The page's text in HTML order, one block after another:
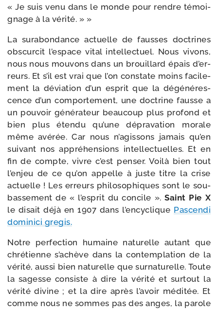
« Je suis venu dans le monde pour rendre témoi­
gnage à la vérité. » »
La sur­abon­dance actuelle de fausses doc­trines
obs­cur­cit l’es­pace vital intel­lec­tuel. Nous vivons,
nous nous mou­vons dans un brouillard épais d’er­
reurs. Et s’il est vrai que l’on constate moins faci­le­
ment la dévia­tion d’un esprit que la dégé­né­res­
cence d’un com­por­te­ment, une doc­trine fausse a
un pou­voir géné­ra­teur beau­coup plus pro­fond et
bien plus éten­du qu’une dépra­va­tion morale
même avé­rée. Car nous n’a­gis­sons jamais qu’en
sui­vant nos appré­hen­sions intel­lec­tuelles. Et en
fin de compte, vivre c’est pen­ser. Voilà bien tout
l’en­jeu de ce qu’on appelle à juste titre la crise
actuelle ! Les erreurs phi­lo­so­phiques sont le sou­
bas­se­ment de « l’es­prit du concile ».Saint Pie X
le disait déjà en 1907 dans l’en­cy­clique Pascendi
domi­ni­ci gregis.
Notre per­fec­tion humaine natu­relle autant que
chré­tienne s’a­chève dans la contem­pla­tion de la
véri­té, aus­si bien natu­relle que sur­na­tu­relle. Toute
la sagesse consiste à dire la véri­té et sur­tout la
véri­té divine ; et la dire après l’a­voir médi­tée. Et
comme nous ne sommes pas des anges, la parole